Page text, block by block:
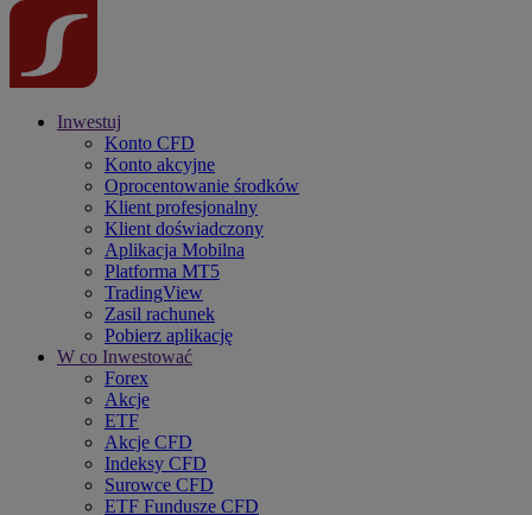
Inwestuj
Konto CFD
Konto akcyjne
Oprocentowanie środków
Klient profesjonalny
Klient doświadczony
Aplikacja Mobilna
Platforma MT5
TradingView
Zasil rachunek
Pobierz aplikację
W co Inwestować
Forex
Akcje
ETF
Akcje CFD
Indeksy CFD
Surowce CFD
ETF Fundusze CFD